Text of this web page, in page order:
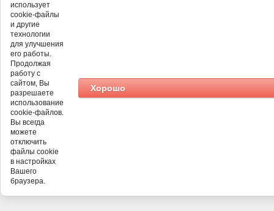
использует
cookie-файлы
и другие
технологии
для улучшения
его работы.
Продолжая
работу с
сайтом, Вы
разрешаете
использование
cookie-файлов.
Вы всегда
можете
отключить
файлы cookie
в настройках
Вашего
браузера.
Хорошо